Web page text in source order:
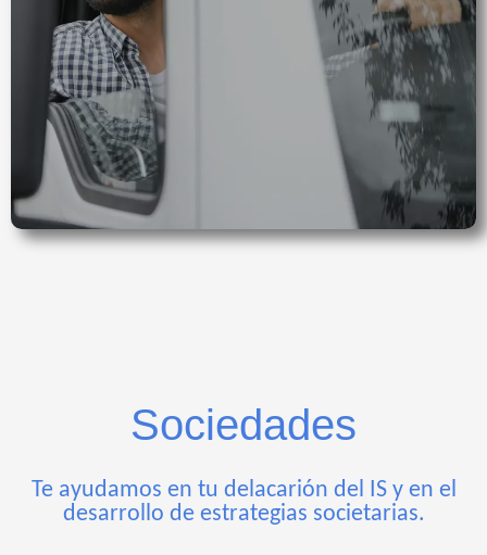
Sociedades
Te ayudamos en tu delacarión del IS y en el
desarrollo de estrategias societarias.